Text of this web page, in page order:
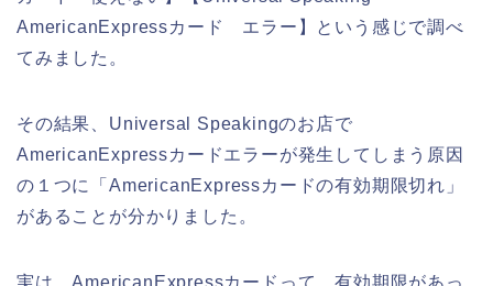
AmericanExpressカード エラー】という感じで調べ
てみました。
その結果、Universal Speakingのお店で
AmericanExpressカードエラーが発生してしまう原因
の１つに「AmericanExpressカードの有効期限切れ」
があることが分かりました。